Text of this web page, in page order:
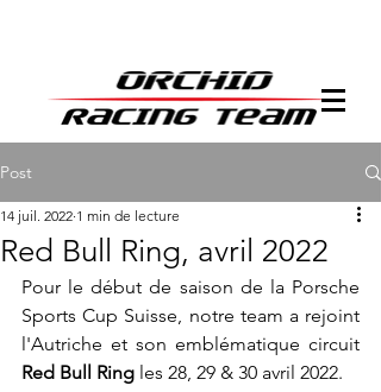
Post
Red Bull Ring, avril 2022
14 juil. 2022 1 min de lecture
Pour le début de saison de la Porsche
Sports Cup Suisse, notre team a rejoint
Red Bull Ring les 28, 29 & 30 avril 2022.